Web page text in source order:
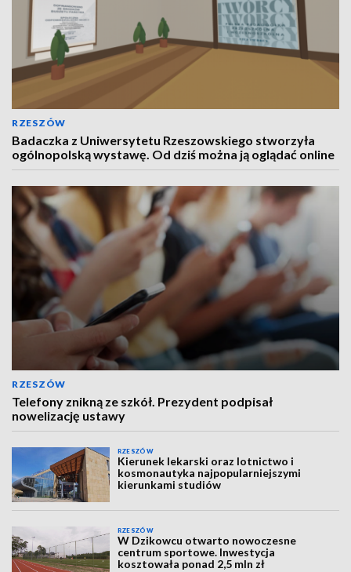
RZESZÓW
Badaczka z Uniwersytetu Rzeszowskiego stworzyła
ogólnopolską wystawę. Od dziś można ją oglądać online
RZESZÓW
Telefony znikną ze szkół. Prezydent podpisał
nowelizację ustawy
RZESZÓW
Kierunek lekarski oraz lotnictwo i
kosmonautyka najpopularniejszymi
kierunkami studiów
RZESZÓW
W Dzikowcu otwarto nowoczesne
centrum sportowe. Inwestycja
kosztowała ponad 2,5 mln zł